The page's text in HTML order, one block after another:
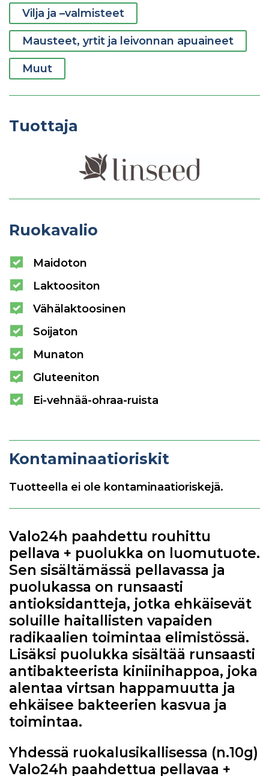
Vilja ja –valmisteet
Mausteet, yrtit ja leivonnan apuaineet
Muut
Tuottaja
Ruokavalio
Maidoton
Laktoositon
Vähälaktoosinen
Soijaton
Munaton
Gluteeniton
Ei-vehnää-ohraa-ruista
Kontaminaatioriskit
Tuotteella ei ole kontaminaatioriskejä.
Valo24h paahdettu rouhittu
pellava + puolukka on luomutuote.
Sen sisältämässä pellavassa ja
puolukassa on runsaasti
antioksidantteja, jotka ehkäisevät
soluille haitallisten vapaiden
radikaalien toimintaa elimistössä.
Lisäksi puolukka sisältää runsaasti
antibakteerista kiniinihappoa, joka
alentaa virtsan happamuutta ja
ehkäisee bakteerien kasvua ja
toimintaa.
Yhdessä ruokalusikallisessa (n.10g)
Valo24h paahdettua pellavaa +